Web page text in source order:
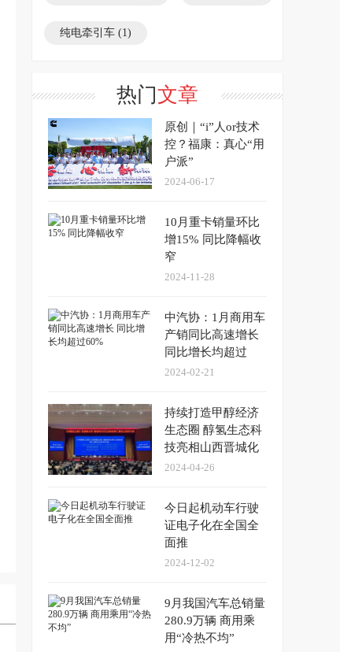
纯电牵引车 (1)
热门文章
原创｜“i”人or技术
控？福康：真心“用
户派”
2024-06-17
10月重卡销量环比
增15% 同比降幅收
窄
2024-11-28
中汽协：1月商用车
产销同比高速增长
同比增长均超过
60%
2024-02-21
持续打造甲醇经济
生态圈 醇氢生态科
技亮相山西晋城化
工大会
2024-04-26
今日起机动车行驶
证电子化在全国全
面推
2024-12-02
9月我国汽车总销量
280.9万辆 商用乘
用“冷热不均”